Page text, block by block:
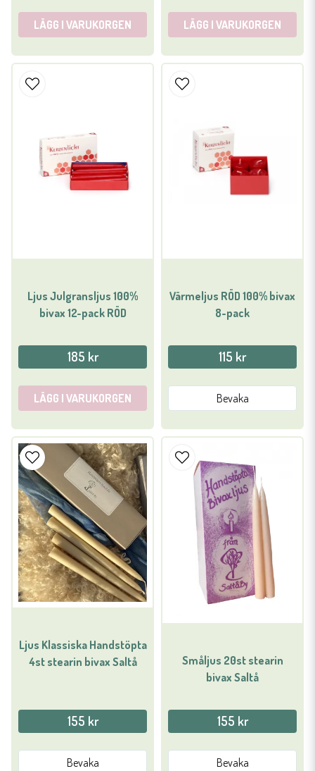
LÄGG I VARUKORGEN LÄGG I VARUKORGEN
Ljus Julgransljus 100%
bivax 12-pack RÖD
185 kr
LÄGG I VARUKORGEN
Värmeljus RÖD 100% bivax
8-pack
115 kr
Bevaka
Ljus Klassiska Handstöpta
4st stearin bivax Saltå
155 kr
Bevaka
Småljus 20st stearin
bivax Saltå
155 kr
Bevaka